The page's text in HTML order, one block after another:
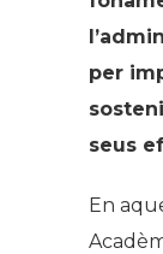
per
seus
En